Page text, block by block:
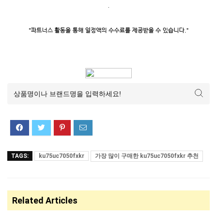
.
TAGS: ku75uc7050fxkr 가장 많이 구매한 ku75uc7050fxkr 추천
Related Articles